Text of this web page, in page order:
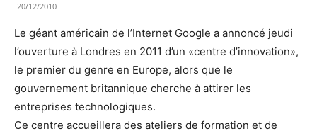
20/12/2010
Le géant américain de l’Internet Google a annoncé jeudi
l’ouverture à Londres en 2011 d’un «centre d’innovation»,
le premier du genre en Europe, alors que le
gouvernement britannique cherche à attirer les
entreprises technologiques.
Ce centre accueillera des ateliers de formation et de